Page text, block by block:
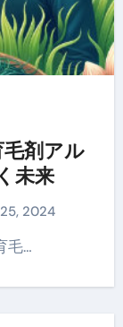
毛剤アル
未来
2024
毛…